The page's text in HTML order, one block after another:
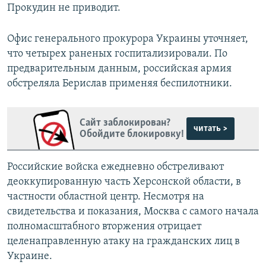
Прокудин не приводит.
Офис генерального прокурора Украины уточняет,
что четырех раненых госпитализировали. По
предварительным данным, российская армия
обстреляла Берислав применяя беспилотники.
Сайт заблокирован?
Обойдите блокировку!
читать >
Российские войска ежедневно обстреливают
деоккупированную часть Херсонской области, в
частности областной центр. Несмотря на
свидетельства и показания, Москва с самого начала
полномасштабного вторжения отрицает
целенаправленную атаку на гражданских лиц в
Украине.